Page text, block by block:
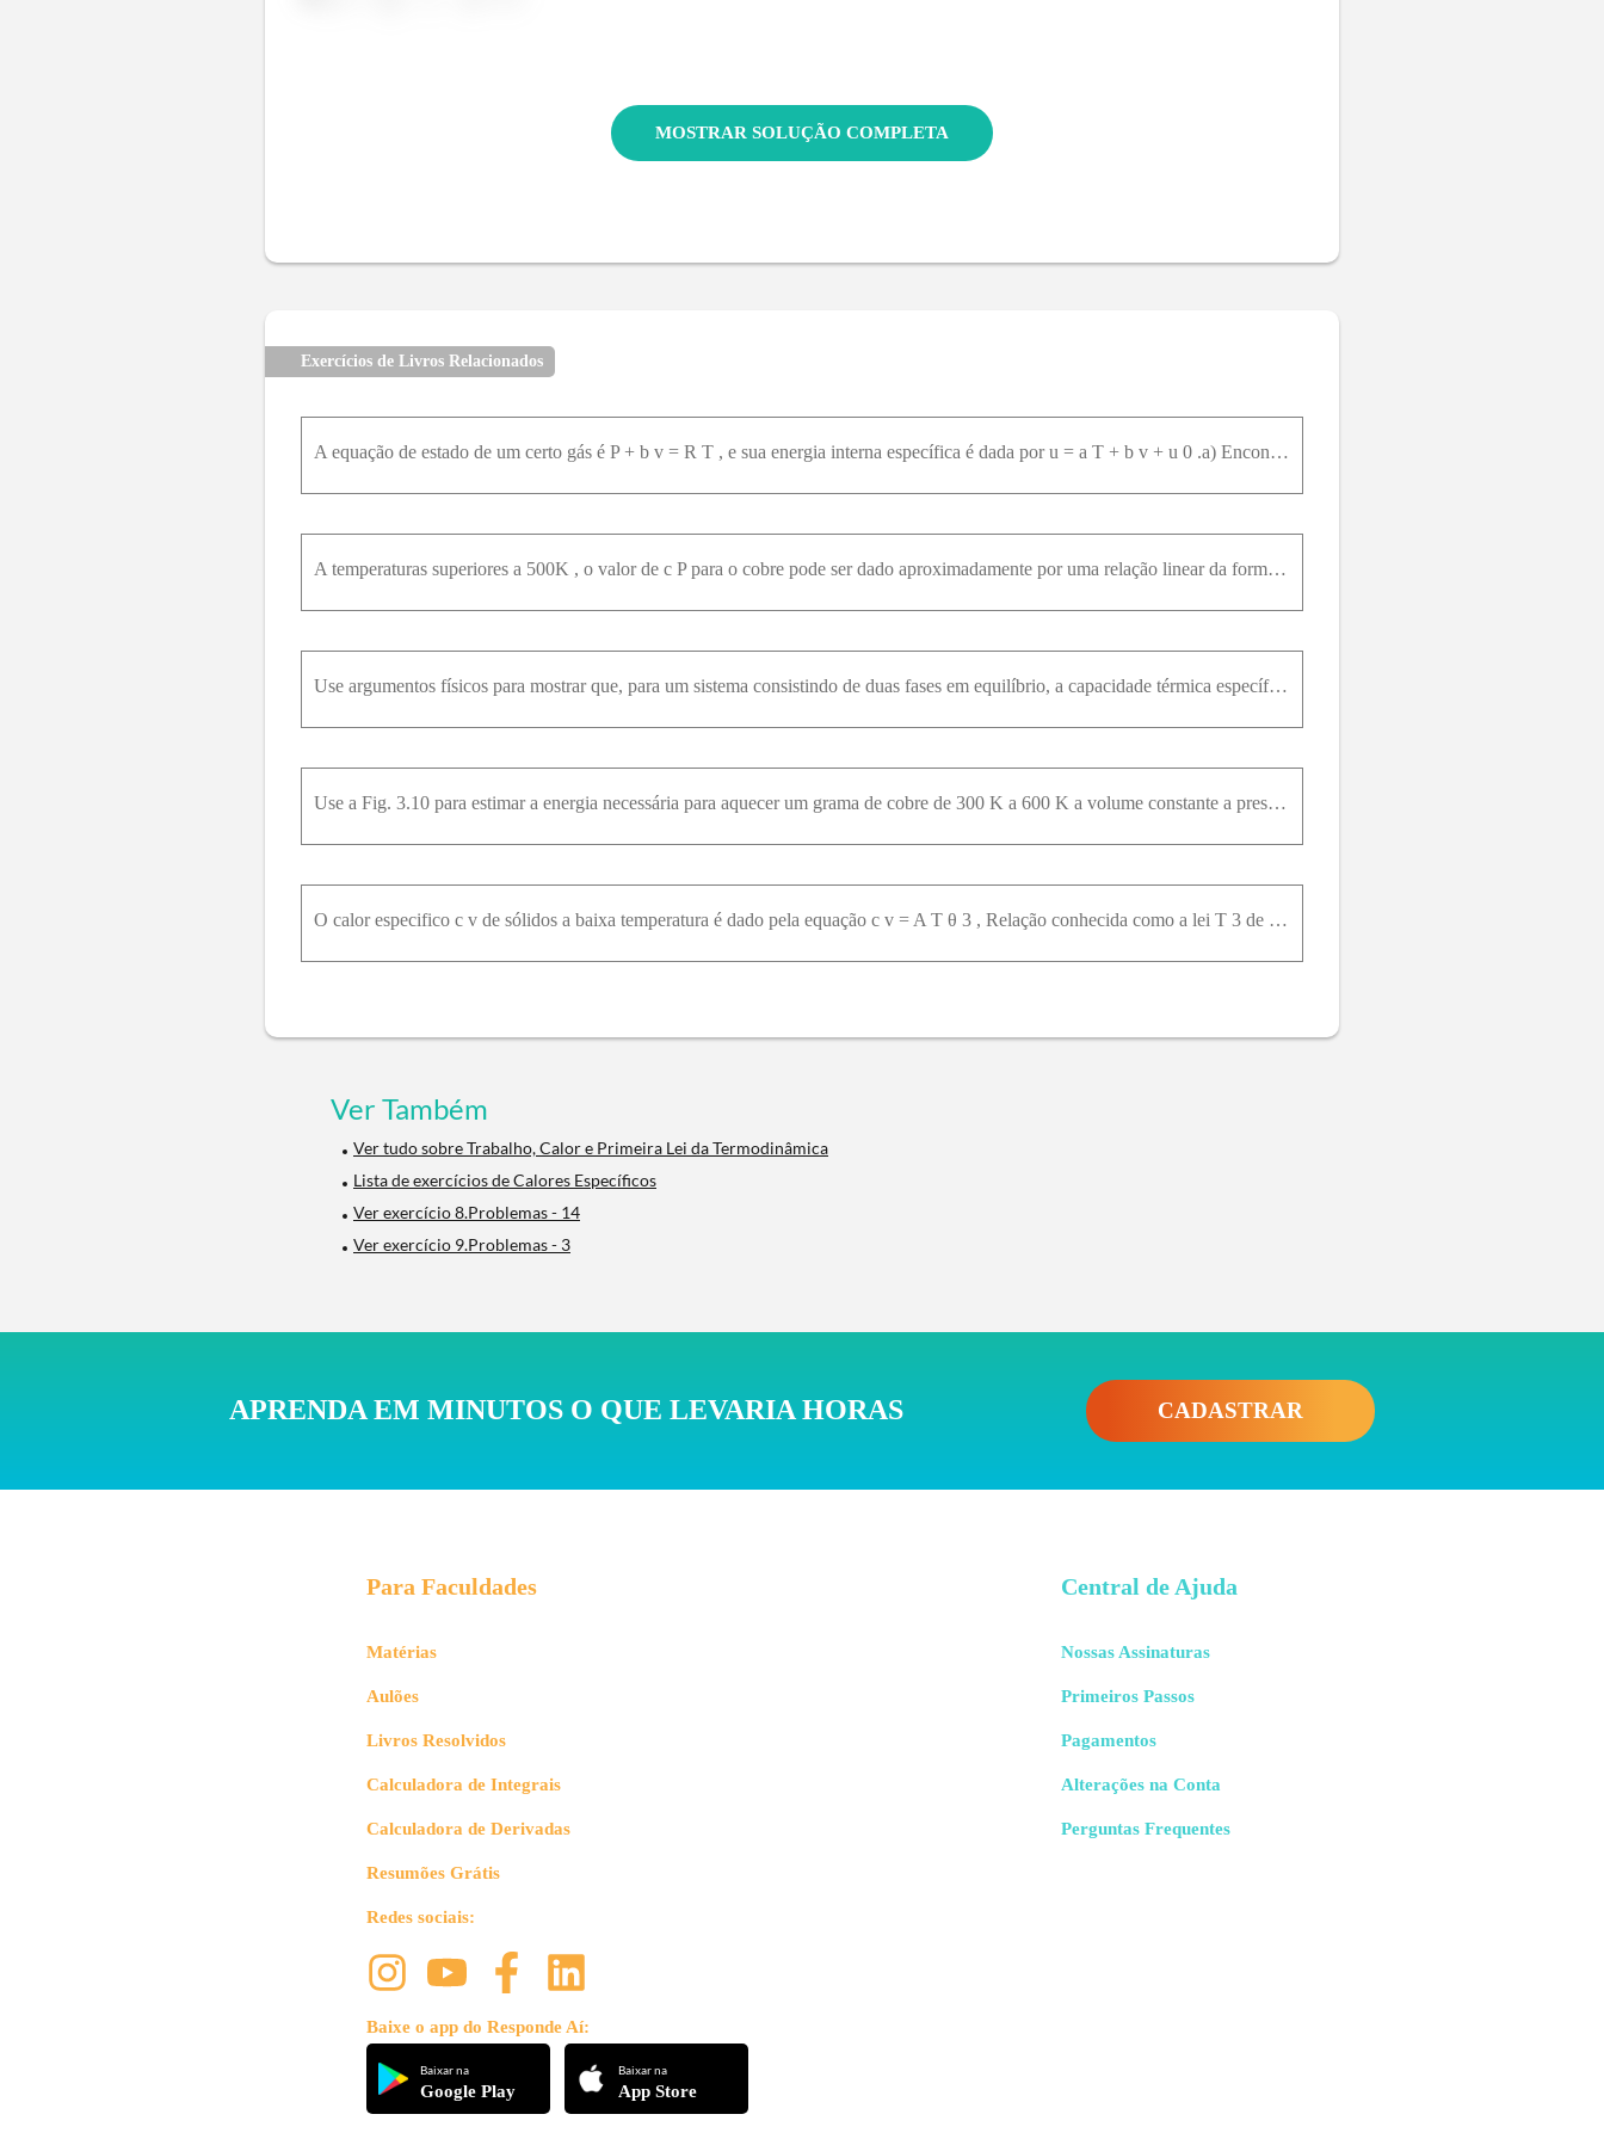
MOSTRAR SOLUÇÃO COMPLETA
Exercícios de Livros Relacionados
A equação de estado de um certo gás é P + b v = R T , e sua energia interna específica é dada por u = a T + b v + u 0 .a) Encontre c v .b) Mostre que c P - c v = R .c) Usando a Eq. (4-8), mostre que T
A temperaturas superiores a 500K , o valor de c P para o cobre pode ser dado aproximadamente por uma relação linear da forma c P = a + b T .a) Da Fig. 3.10, encontre os valores de a e b .b) Calcule a
Use argumentos físicos para mostrar que, para um sistema consistindo de duas fases em equilíbrio, a capacidade térmica específica a pressão constante e ocoeficiente de expansão térmica são infinitos.
Use a Fig. 3.10 para estimar a energia necessária para aquecer um grama de cobre de 300 K a 600 K a volume constante a pressão constante. Determine a variação na energia interna do cobre em cada caso.
O calor especifico c v de sólidos a baixa temperatura é dado pela equação c v = A T θ 3 , Relação conhecida como a lei T 3 de Debye. A grandeza A é uma constante igual a 19,4 × 10 5Jq u i l o m o l -
Ver Também
Ver tudo sobre Trabalho, Calor e Primeira Lei da Termodinâmica
Lista de exercícios de Calores Específicos
Ver exercício 8.Problemas - 14
Ver exercício 9.Problemas - 3
APRENDA EM MINUTOS O QUE LEVARIA HORAS CADASTRAR
Para Faculdades
Matérias
Aulões
Livros Resolvidos
Calculadora de Integrais
Calculadora de Derivadas
Resumões Grátis
Redes sociais:
Baixe o app do Responde Aí:
Baixar na
Google Play
Baixar na
App Store
Central de Ajuda
Nossas Assinaturas
Primeiros Passos
Pagamentos
Alterações na Conta
Perguntas Frequentes